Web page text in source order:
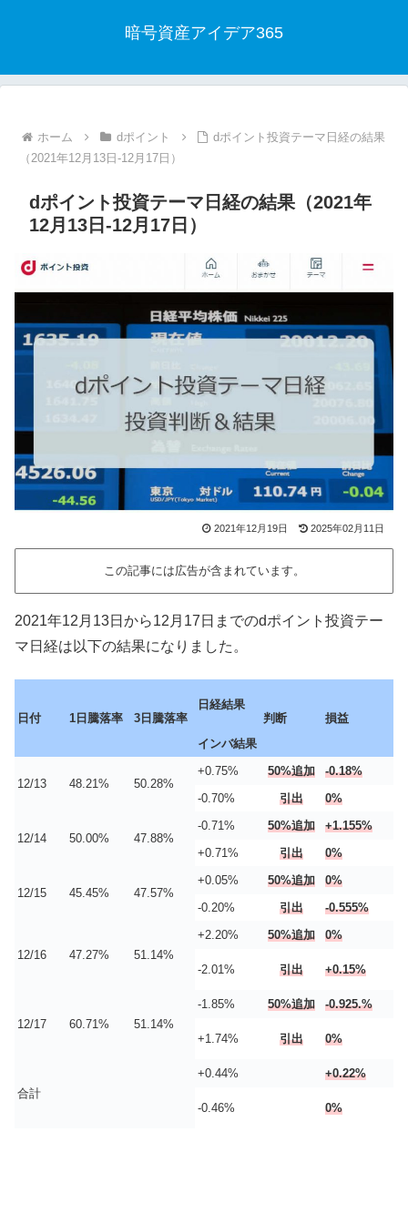
暗号資産アイデア365
ホーム dポイント
dポイント投資テーマ日経の結果
（2021年12月13日-12月17日）
dポイント投資テーマ日経の結果（2021年
12月13日-12月17日）
2021年12月19日 2025年02月11日
この記事には広告が含まれています。
2021年12月13日から12月17日までのdポイント投資テー
マ日経は以下の結果になりました。
日付 1日騰落率 3日騰落率
日経結果
判断
損益
インバ結果
12/13 48.21% 50.28%
+0.75% 50%追加
-0.18%
-0.70%
引出 0%
12/14 50.00% 47.88%
-0.71% 50%追加
+1.155%
+0.71%
引出 0%
12/15 45.45% 47.57%
+0.05% 50%追加
0%
-0.20%
引出 -0.555%
12/16 47.27% 51.14%
+2.20% 50%追加 0%
-2.01% 引出 +0.15%
12/17 60.71% 51.14%
-1.85% 50%追加 -0.925.%
+1.74% 引出 0%
合計
+0.44% +0.22%
-0.46% 0%